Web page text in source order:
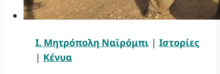
Ι. Μητρόπολη Ναϊρόμπι | Ιστορίες
| Κένυα